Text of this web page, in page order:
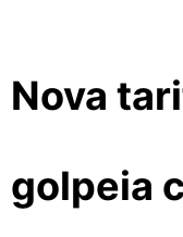
Nova
golpeia